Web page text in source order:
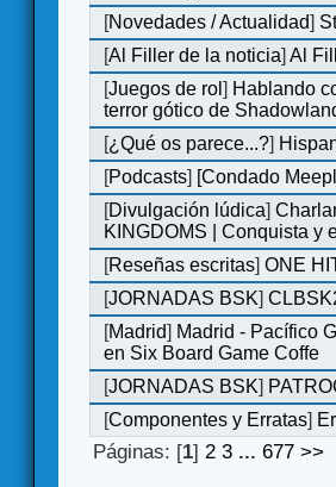
[Novedades / Actualidad]
[Al Filler de la noticia]Al
[Juegos de rol] Hablando
terror gótico de
[¿Qué os parece...?]
[Podcasts] [Condado
[Divulgación lúdica]
KINGDOMS | Conquista y
[Reseñas escritas]ONE
[JORNADAS BSK]
[Madrid] Madrid - Pacífico
en Six Board Game Coffe
[JORNADAS BSK]
[Componentes y Erratas]
Páginas: [1]2 3 ...677 >>